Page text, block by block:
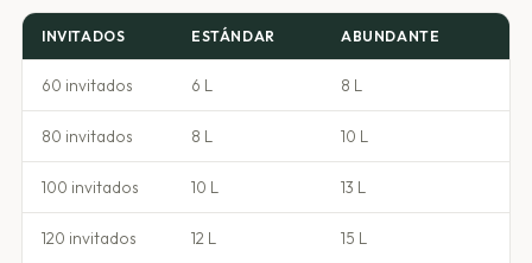
INVITADOS ESTÁNDAR ABUNDANTE
60 invitados 6 L 8 L
80 invitados 8 L 10 L
100 invitados 10 L 13 L
120 invitados 12 L 15 L